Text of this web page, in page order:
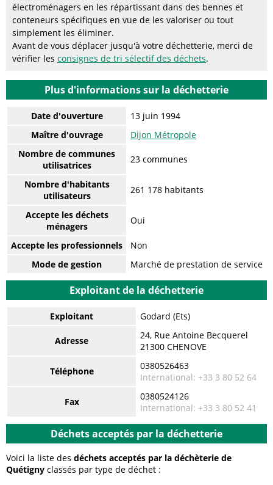
électroménagers en les répartissant dans des bennes et
conteneurs spécifiques en vue de les valoriser ou tout
simplement les éliminer.
Avant de vous déplacer jusqu'à votre déchetterie, merci de
vérifier les consignes de tri sélectif des déchets.
Plus d'informations sur la déchetterie
Date d'ouverture
13 juin 1994
Maître d'ouvrage
Dijon Métropole
Nombre de communes
utilisatrices
23 communes
Nombre d'habitants
utilisateurs
261 178 habitants
Accepte les déchets
ménagers
Oui
Accepte les professionnels
Non
Mode de gestion
Marché de prestation de service
Exploitant de la déchetterie
Exploitant Godard (Ets)
Adresse
24, Rue Antoine Becquerel
21300 CHENOVE
Téléphone
0380526463
International: +33 3 80 52 64
Fax
0380524126
International: +33 3 80 52 41
Déchets acceptés par la déchetterie
Voici la liste des déchets acceptés par la déchèterie de
Quétigny classés par type de déchet :